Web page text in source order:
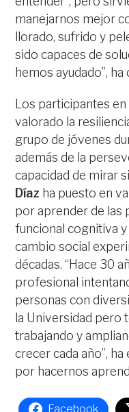
manejarnos mejor
llorado, sufrido y
sido capaces de
hemos ayudado”,
Los participantes
valorado la
grupo de jóvenes
además de la
capacidad de mirar
Díaz ha puesto en
por aprender de las
funcional cognitiva
cambio social
décadas. “Hace 30
profesional
personas con
la Universidad pero
trabajando y
crecer cada año”,
por hacernos
Facebook